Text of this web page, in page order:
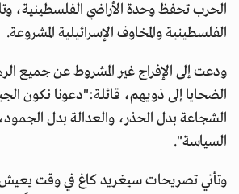
الحرب تحفظ وحدة الأراضي الفلسطينية،
الفلسطينية والمخاوف الإسرائيلية المشروعة.
ودعت إلى الإفراج غير المشروط عن جميع
الضحايا إلى ذويهم، قائلة:"دعونا نكون
الشجاعة بدل الحذر، والعدالة بدل
السياسة".
وتأتي تصريحات سيغريد كاغ في وقت